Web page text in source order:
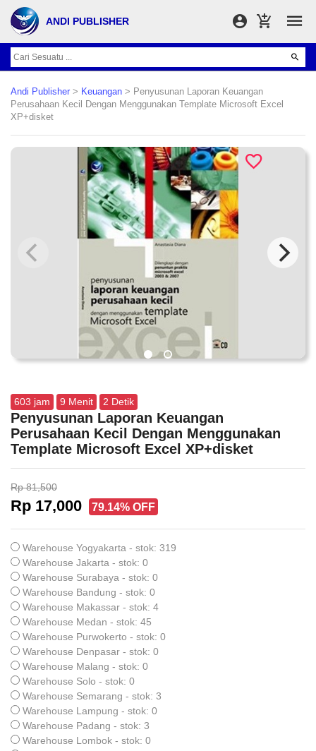
ANDI PUBLISHER
Andi Publisher > Keuangan > Penyusunan Laporan Keuangan
Perusahaan Kecil Dengan Menggunakan Template Microsoft Excel
XP+disket
603 jam 9 Menit 1 Detik
Penyusunan Laporan Keuangan
Perusahaan Kecil Dengan Menggunakan
Template Microsoft Excel XP+disket
Rp 81,500
Rp 17,000 79.14% OFF
Warehouse Yogyakarta - stok: 319
Warehouse Jakarta - stok: 0
Warehouse Surabaya - stok: 0
Warehouse Bandung - stok: 0
Warehouse Makassar - stok: 4
Warehouse Medan - stok: 45
Warehouse Purwokerto - stok: 0
Warehouse Denpasar - stok: 0
Warehouse Malang - stok: 0
Warehouse Solo - stok: 0
Warehouse Semarang - stok: 3
Warehouse Lampung - stok: 0
Warehouse Padang - stok: 3
Warehouse Lombok - stok: 0